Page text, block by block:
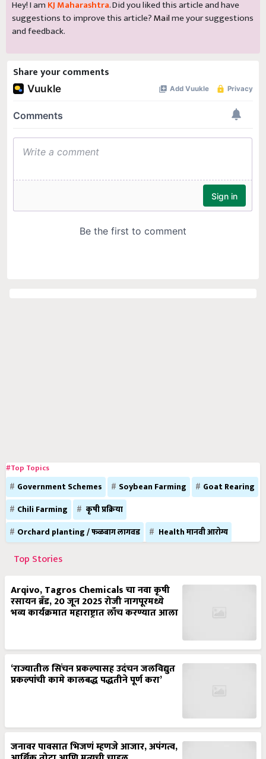
Hey! I am KJ Maharashtra. Did you liked this article and have
suggestions to improve this article?Mailme your suggestions
and feedback.
Share your comments
#Top Topics
Government Schemes Soybean Farming
Goat Rearing
Chili Farming
कृषी प्रक्रिया
Orchard planting / फळबाग लागवड
Health मानवी आरोग्य
Top Stories
Arqivo, Tagros Chemicals चा नवा कृषी
रसायन ब्रँड, 20 जून 2025 रोजी नागपूरमध्ये
भव्य कार्यक्रमात महाराष्ट्रात लाँच करण्यात आला
‘राज्यातील सिंचन प्रकल्पासह उदंचन जलविद्युत
प्रकल्पांची कामे कालबद्ध पद्धतीने पूर्ण करा’
जनावर पावसात भिजणं म्हणजे आजार, अपंगत्व,